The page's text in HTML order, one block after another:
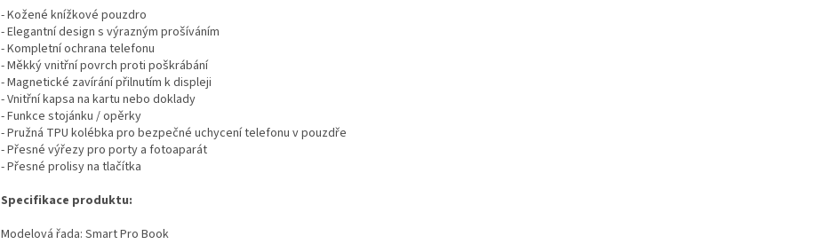
- Kožené knížkové pouzdro
- Elegantní design s výrazným prošíváním
- Kompletní ochrana telefonu
- Měkký vnitřní povrch proti poškrábání
- Magnetické zavírání přilnutím k displeji
- Vnitřní kapsa na kartu nebo doklady
- Funkce stojánku / opěrky
- Pružná TPU kolébka pro bezpečné uchycení telefonu v pouzdře
- Přesné výřezy pro porty a fotoaparát
- Přesné prolisy na tlačítka
Specifikace produktu:
Modelová řada: Smart Pro Book